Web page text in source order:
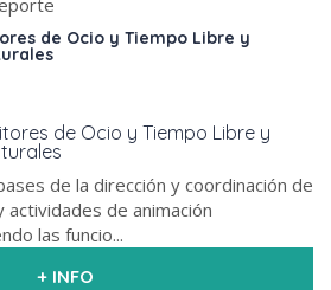
de Ocio y Tiempo Libre y
de Ocio y Tiempo Libre y
de la dirección y coordinación de
de animación
las funcio...
+ INFO